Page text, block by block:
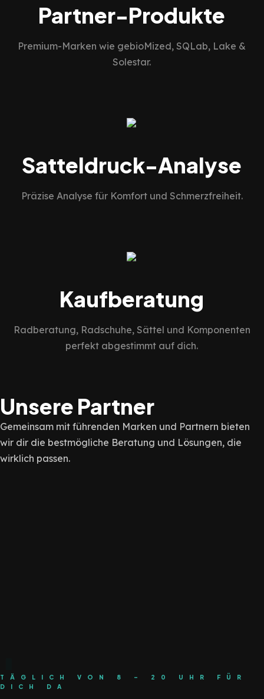
Partner-Produkte
Premium-Marken wie gebioMized, SQLab, Lake &
Solestar.
Satteldruck-Analyse
Präzise Analyse für Komfort und Schmerzfreiheit.
Kaufberatung
Radberatung, Radschuhe, Sättel und Komponenten
perfekt abgestimmt auf dich.
Unsere Partner
Gemeinsam mit führenden Marken und Partnern bieten
wir dir die bestmögliche Beratung und Lösungen, die
wirklich passen.
TÄGLICH VON 8 - 20 UHR FÜR
DICH DA